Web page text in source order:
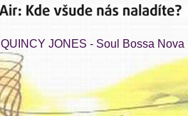
QUINCY JONES - Soul Bossa Nova